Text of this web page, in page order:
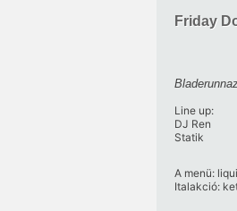
Friday
Line up:
DJ Ren
Statik
A menü:
Italakció: